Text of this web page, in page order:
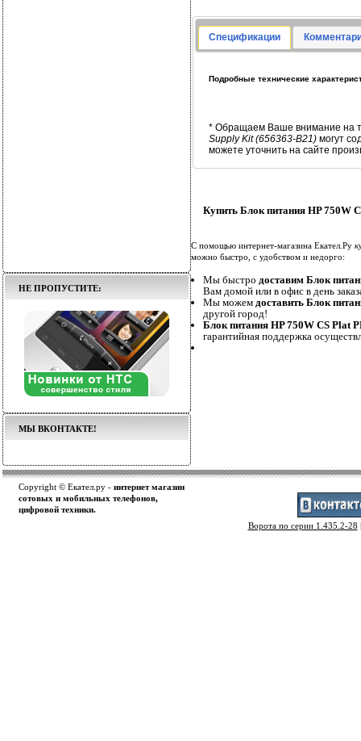
НЕ ПРОПУСТИТЕ:
МЫ ВКОНТАКТЕ!
Спецификации
Подробные технические
* Обращаем Ваше внимание на
Supply Kit (656363-B21) могут
можете уточнить на сайте
Купить Блок питания HP 750W
С помощью интернет-магазина Екател.Ру
можно быстро, с удобством и недорго:
Мы быстро доставим Блок
Вам домой или в офис в день
Мы можем доставить Блок
другой город!
Блок питания HP 750W CS Plat
гарантийная поддержка
Copyright © Екател.ру - интернет магазин
сотовых и мобильных телефонов,
цифровой техники.
Ворота по серии 1.435.2-28